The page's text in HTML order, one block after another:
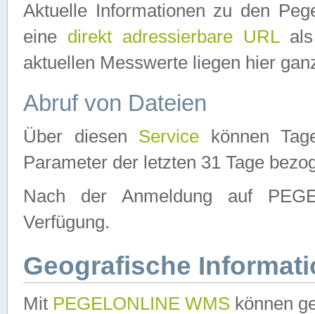
Aktuelle Informationen zu den
eine direkt adressierbare URLals
aktuellen Messwerte liegen hier
Abruf von Dateien
Über diesen Service können
Parameter der letzten 31 Tage
Nach der Anmeldung auf
Verfügung.
Geografische
Mit PEGELONLINE WMS können